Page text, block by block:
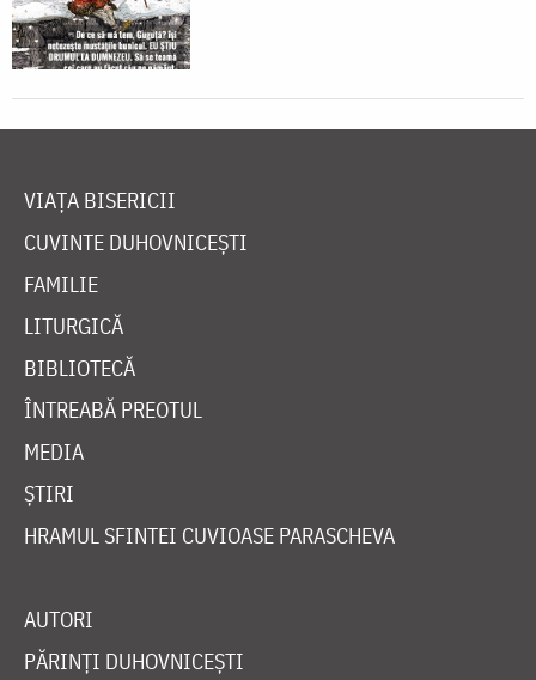
VIAȚA BISERICII
CUVINTE DUHOVNICEȘTI
FAMILIE
LITURGICĂ
BIBLIOTECĂ
ÎNTREABĂ PREOTUL
MEDIA
ȘTIRI
HRAMUL SFINTEI CUVIOASE PARASCHEVA
AUTORI
PĂRINȚI DUHOVNICEȘTI